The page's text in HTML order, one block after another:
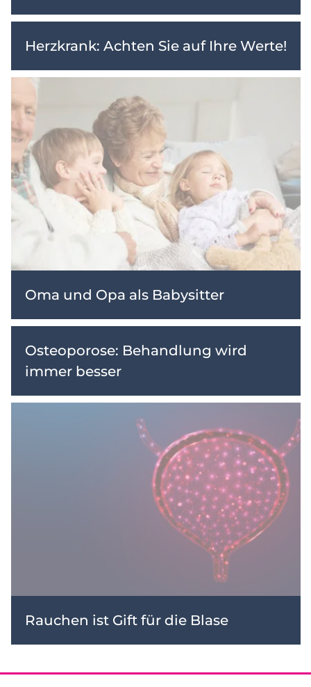
Herzkrank: Achten Sie auf Ihre Werte!
Oma und Opa als Babysitter
Osteoporose: Behandlung wird
immer besser
Rauchen ist Gift für die Blase